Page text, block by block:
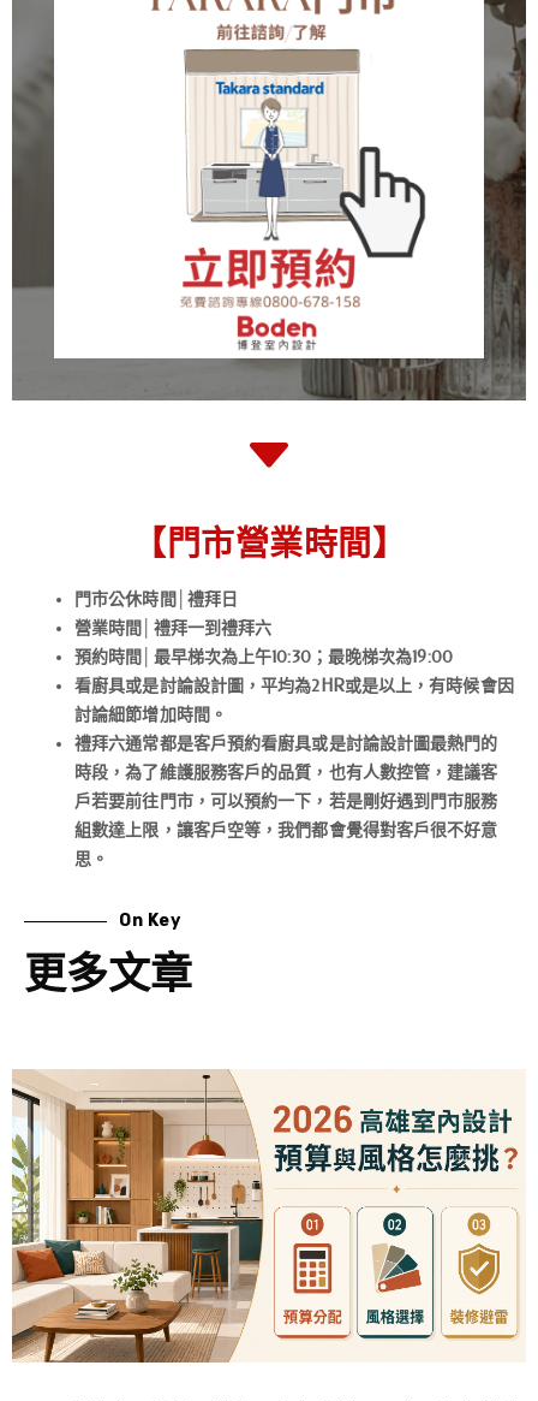
【門市營業時間】
門市公休時間│禮拜日
營業時間│禮拜一到禮拜六
預約時間│最早梯次為上午10:30；最晚梯次為19:00
看廚具或是討論設計圖，平均為2HR或是以上，有時候會因
討論細節增加時間。
禮拜六通常都是客戶預約看廚具或是討論設計圖最熱門的
時段，為了維護服務客戶的品質，也有人數控管，建議客
戶若要前往門市，可以預約一下，若是剛好遇到門市服務
組數達上限，讓客戶空等，我們都會覺得對客戶很不好意
思。
On Key
更多文章